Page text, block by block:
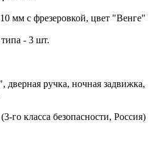
мм с фрезеровкой, цвет "Венге"
- 3 шт.
дверная ручка, ночная задвижка,
го класса безопасности, Россия)